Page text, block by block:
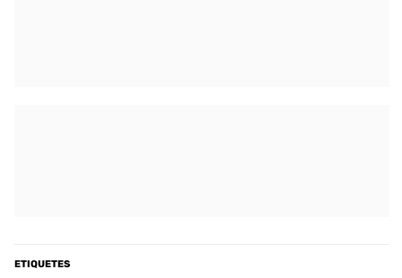
ETIQUETES